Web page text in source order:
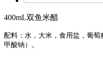
400mL双鱼米醋
配料：水，大米，食用盐，葡
甲酸钠）。